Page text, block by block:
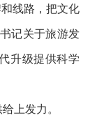
线路，把文化
记关于旅游发
升级提供科学
上发力。